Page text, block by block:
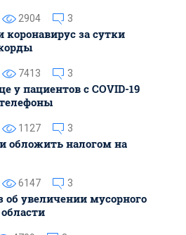
2904 3
коронавирус за сутки
7413 3
у пациентов с COVID-19
1127 3
обложить налогом на
6147 3
об увеличении мусорного